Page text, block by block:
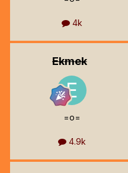
4k
Ekmek
=o=
4.9k